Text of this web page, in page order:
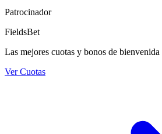
Patrocinador
FieldsBet
Las mejores cuotas y bonos de bienvenida
Ver Cuotas